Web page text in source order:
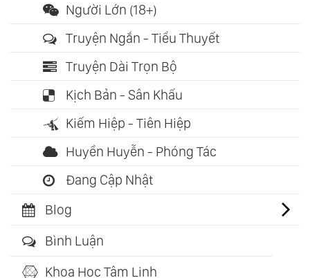
Người Lớn (18+)
Truyện Ngắn - Tiểu Thuyết
Truyện Dài Trọn Bộ
Kịch Bản - Sân Khấu
Kiếm Hiệp - Tiên Hiệp
Huyền Huyễn - Phóng Tác
Đang Cập Nhật
Blog
Bình Luận
Khoa Học Tâm Linh